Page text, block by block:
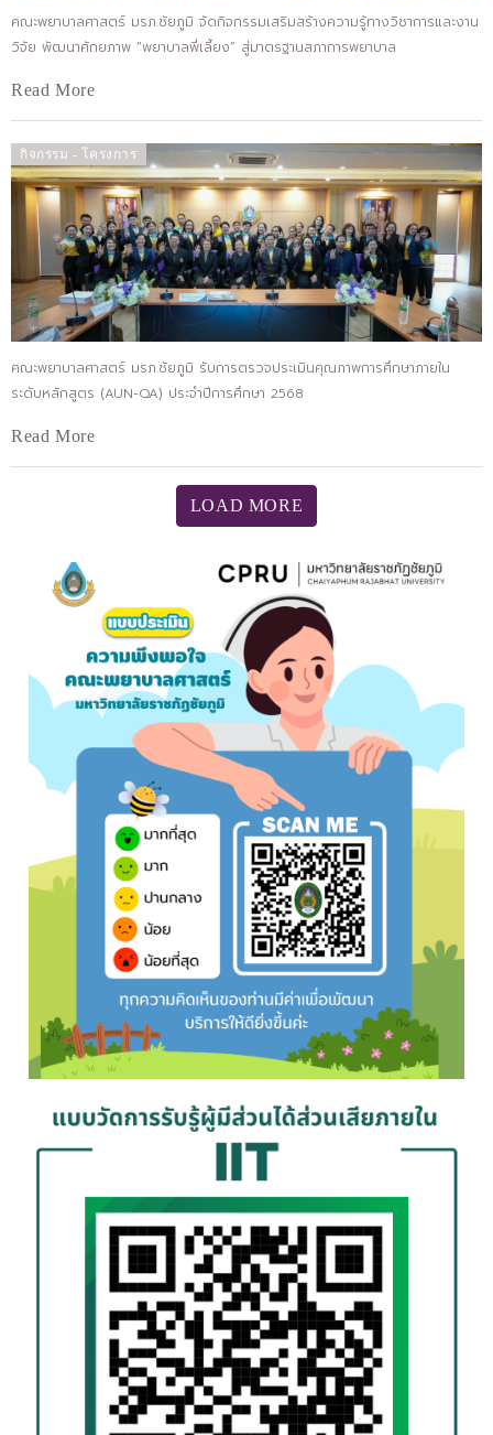
คณะพยาบาลศาสตร์ มรภ.ชัยภูมิ จัดกิจกรรมเสริมสร้างความรู้ทางวิชาการและงาน
วิจัย พัฒนาศักยภาพ “พยาบาลพี่เลี้ยง” สู่มาตรฐานสภาการพยาบาล
Read More
กิจกรรม - โครงการ
คณะพยาบาลศาสตร์ มรภ.ชัยภูมิ รับการตรวจประเมินคุณภาพการศึกษาภายใน
ระดับหลักสูตร (AUN-QA) ประจำปีการศึกษา 2568
Read More
LOAD MORE